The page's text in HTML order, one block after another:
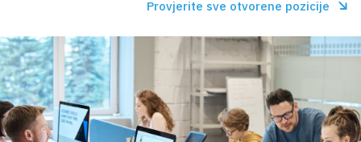
Provjerite sve otvorene pozicije